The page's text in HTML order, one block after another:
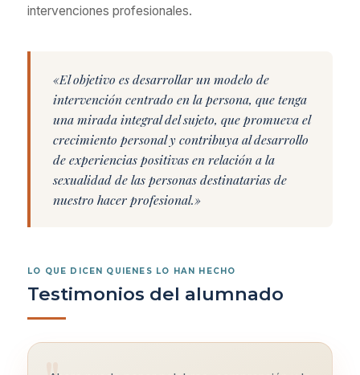
intervenciones profesionales.
«El objetivo es desarrollar un modelo de
intervención centrado en la persona, que tenga
una mirada integral del sujeto, que promueva el
crecimiento personal y contribuya al desarrollo
de experiencias positivas en relación a la
sexualidad de las personas destinatarias de
nuestro hacer profesional.»
LO QUE DICEN QUIENES LO HAN HECHO
Testimonios del alumnado